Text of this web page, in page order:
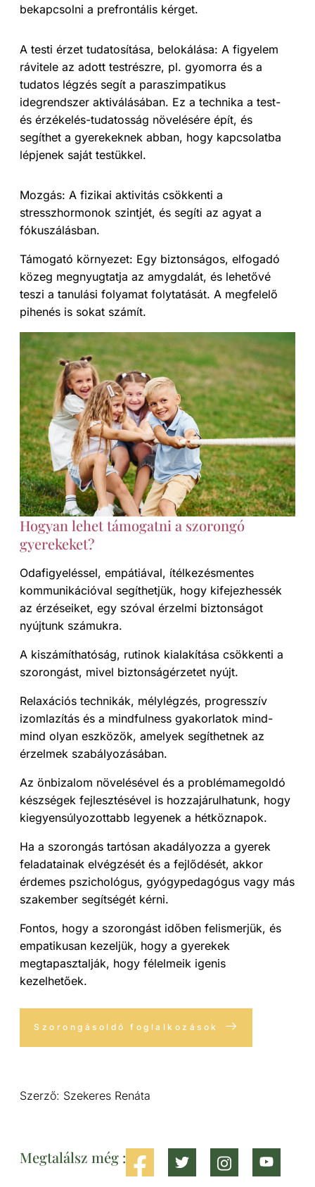
bekapcsolni a prefrontális kérget.
A testi érzet tudatosítása, belokálása: A figyelem
rávitele az adott testrészre, pl. gyomorra és a
tudatos légzés segít a paraszimpatikus
idegrendszer aktiválásában. Ez a technika a test-
és érzékelés-tudatosság növelésére épít, és
segíthet a gyerekeknek abban, hogy kapcsolatba
lépjenek saját testükkel.
Mozgás: A fizikai aktivitás csökkenti a
stresszhormonok szintjét, és segíti az agyat a
fókuszálásban.
Támogató környezet: Egy biztonságos, elfogadó
közeg megnyugtatja az amygdalát, és lehetővé
teszi a tanulási folyamat folytatását. A megfelelő
pihenés is sokat számít.
Hogyan lehet támogatni a szorongó
gyerekeket?
Odafigyeléssel, empátiával, ítélkezésmentes
kommunikációval segíthetjük, hogy kifejezhessék
az érzéseiket, egy szóval érzelmi biztonságot
nyújtunk számukra.
A kiszámíthatóság, rutinok kialakítása csökkenti a
szorongást, mivel biztonságérzetet nyújt.
Relaxációs technikák, mélylégzés, progresszív
izomlazítás és a mindfulness gyakorlatok mind-
mind olyan eszközök, amelyek segíthetnek az
érzelmek szabályozásában.
Az önbizalom növelésével és a problémamegoldó
készségek fejlesztésével is hozzajárulhatunk, hogy
kiegyensúlyozottabb legyenek a hétköznapok.
Ha a szorongás tartósan akadályozza a gyerek
feladatainak elvégzését és a fejlődését, akkor
érdemes pszichológus, gyógypedagógus vagy más
szakember segítségét kérni.
Fontos, hogy a szorongást időben felismerjük, és
empatikusan kezeljük, hogy a gyerekek
megtapasztalják, hogy félelmeik igenis
kezelhetőek.
Szorongásoldó foglalkozások
Szerző: Szekeres Renáta
Megtalálsz még :